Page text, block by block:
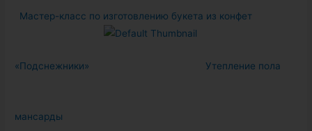
Мастер-класс по изготовлению букета из конфет
«Подснежники» Утепление пола
мансарды